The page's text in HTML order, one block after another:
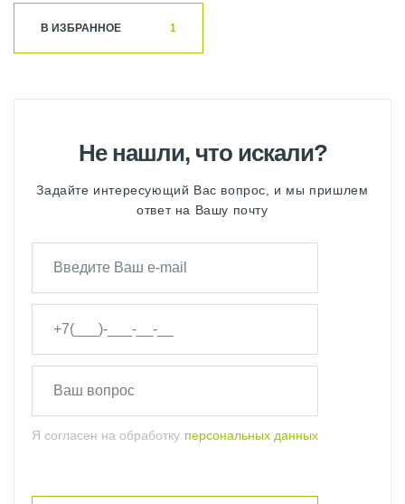
В ИЗБРАННОЕ 1
Не нашли, что искали?
Задайте интересующий Вас вопрос, и мы пришлем
ответ на Вашу почту
Я согласен на обработку персональных данных